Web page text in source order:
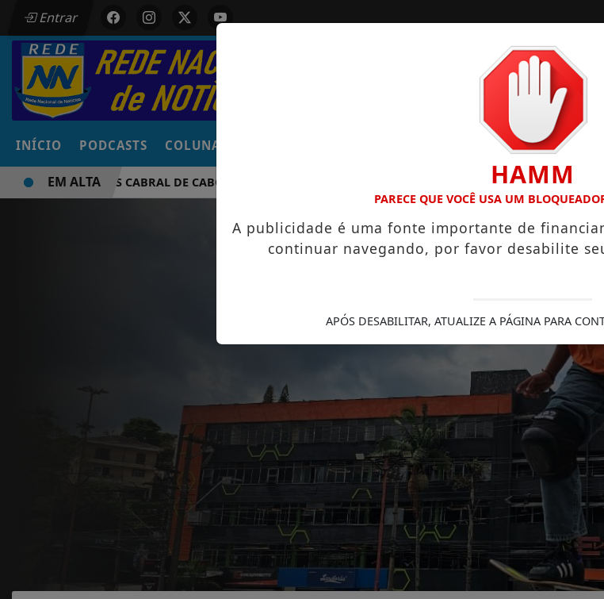
Entrar
INÍCIO PODCASTS COLUNAS ENQUETES
SIDNY LOPES CABRAL DE CABO VERDE VENCE ELEIÇÃO DO GOL MAIS BONITO DA COPA DO MUNDO DE 2026
EM ALTA HAMM
PARECE QUE VOCÊ USA UM
A publicidade é uma fonte importante de
continuar navegando, por favor desabilite
APÓS DESABILITAR, ATUALIZE A PÁGINA PARA